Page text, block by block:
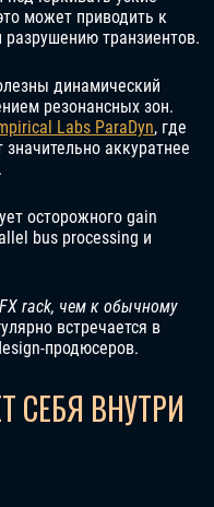
может приводить к
транзиентов.
динамический
резонансных зон.
Labs ParaDyn, где
аккуратнее
осторожного gain
bus processing и
rack, чем к обычному
встречается в
продюсеров.
СЕБЯ ВНУТРИ